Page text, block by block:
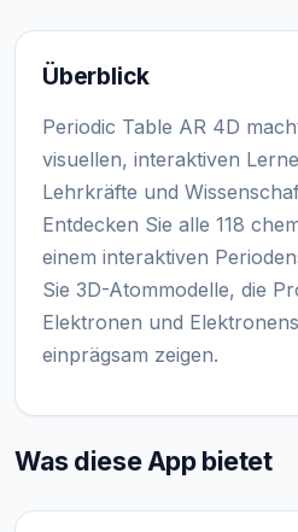
Überblick
Periodic Table AR 4D
visuellen, interaktiven
Lehrkräfte und
Entdecken Sie alle 118
einem interaktiven
Sie 3D-Atommodelle, die
Elektronen und
einprägsam zeigen.
Was diese App bietet